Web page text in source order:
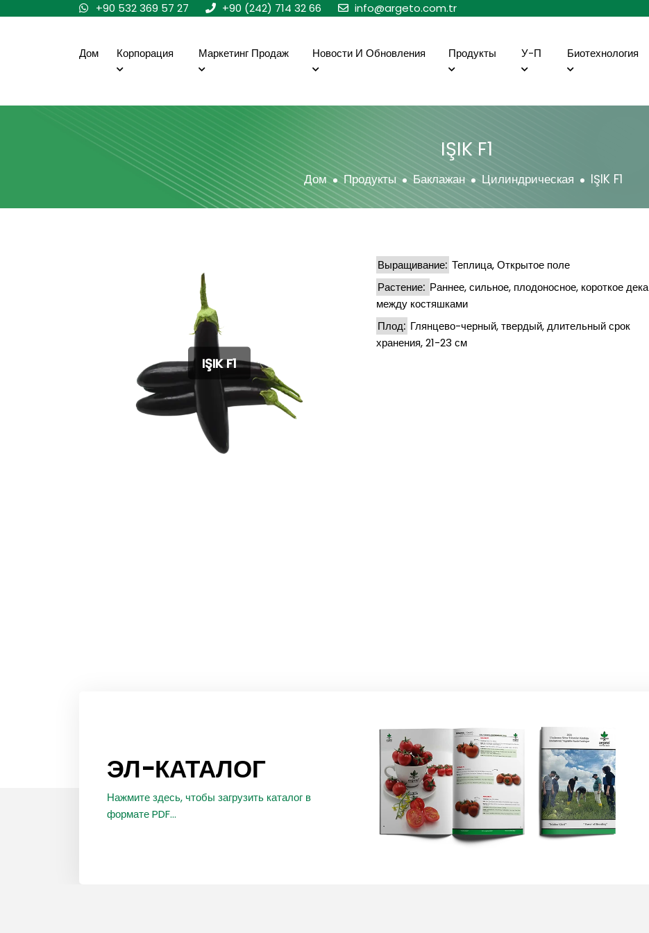
+90 532 369 57 27 +90 (242) 714 32 66 info@argeto.com.tr
Дом Корпорация Маркетинг Продаж Новости И Обновления Продукты У-П Биотехнология
IŞIK F1
Дом Продукты Баклажан Цилиндрическая IŞIK F1
IŞIK F1
Выращивание: Теплица, Открытое поле
Растение: Раннее, сильное, плодоносное, короткое дека
между костяшками
Плод: Глянцево-черный, твердый, длительный срок
хранения, 21-23 см
ЭЛ-КАТАЛОГ
Нажмите здесь, чтобы загрузить каталог в
формате PDF...